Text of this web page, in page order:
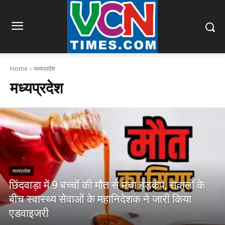
Home मध्यप्रदेश
मध्यप्रदेश
मध्यप्रदेश
छिंदवाड़ा में 9 बच्चों की मौत से मचा हड़कंप, सवालों के
बीच स्वास्थ्य सेवाओं के महानिदेशक ने जारी किया
एडवाइजरी